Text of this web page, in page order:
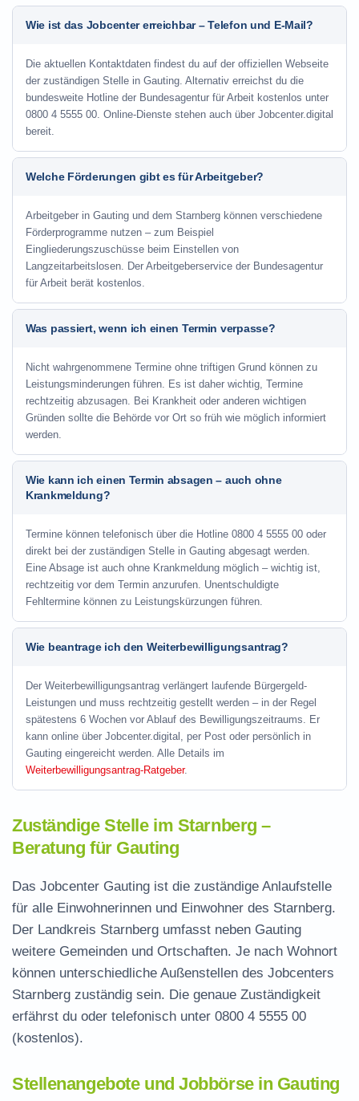
Wie ist das Jobcenter erreichbar – Telefon und E-Mail?
Die aktuellen Kontaktdaten findest du auf der offiziellen Webseite
der zuständigen Stelle in Gauting. Alternativ erreichst du die
bundesweite Hotline der Bundesagentur für Arbeit kostenlos unter
0800 4 5555 00. Online-Dienste stehen auch über Jobcenter.digital
bereit.
Welche Förderungen gibt es für Arbeitgeber?
Arbeitgeber in Gauting und dem Starnberg können verschiedene
Förderprogramme nutzen – zum Beispiel
Eingliederungszuschüsse beim Einstellen von
Langzeitarbeitslosen. Der Arbeitgeberservice der Bundesagentur
für Arbeit berät kostenlos.
Was passiert, wenn ich einen Termin verpasse?
Nicht wahrgenommene Termine ohne triftigen Grund können zu
Leistungsminderungen führen. Es ist daher wichtig, Termine
rechtzeitig abzusagen. Bei Krankheit oder anderen wichtigen
Gründen sollte die Behörde vor Ort so früh wie möglich informiert
werden.
Wie kann ich einen Termin absagen – auch ohne
Krankmeldung?
Termine können telefonisch über die Hotline 0800 4 5555 00 oder
direkt bei der zuständigen Stelle in Gauting abgesagt werden.
Eine Absage ist auch ohne Krankmeldung möglich – wichtig ist,
rechtzeitig vor dem Termin anzurufen. Unentschuldigte
Fehltermine können zu Leistungskürzungen führen.
Wie beantrage ich den Weiterbewilligungsantrag?
Der Weiterbewilligungsantrag verlängert laufende Bürgergeld-
Leistungen und muss rechtzeitig gestellt werden – in der Regel
spätestens 6 Wochen vor Ablauf des Bewilligungszeitraums. Er
kann online über Jobcenter.digital, per Post oder persönlich in
Gauting eingereicht werden. Alle Details im
Weiterbewilligungsantrag-Ratgeber.
Zuständige Stelle im Starnberg –
Beratung für Gauting
Das Jobcenter Gauting ist die zuständige Anlaufstelle
für alle Einwohnerinnen und Einwohner des Starnberg.
Der Landkreis Starnberg umfasst neben Gauting
weitere Gemeinden und Ortschaften. Je nach Wohnort
können unterschiedliche Außenstellen des Jobcenters
Starnberg zuständig sein. Die genaue Zuständigkeit
erfährst du oder telefonisch unter 0800 4 5555 00
(kostenlos).
Stellenangebote und Jobbörse in Gauting